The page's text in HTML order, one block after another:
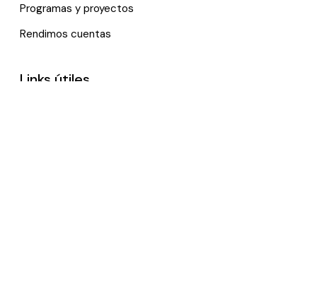
Programas y proyectos
Rendimos cuentas
Links útiles